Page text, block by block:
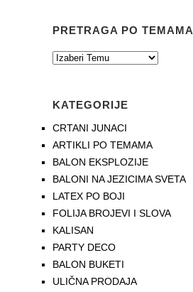
PRETRAGA PO TEMAMA
KATEGORIJE
CRTANI JUNACI
ARTIKLI PO TEMAMA
BALON EKSPLOZIJE
BALONI NA JEZICIMA SVETA
LATEX PO BOJI
FOLIJA BROJEVI I SLOVA
KALISAN
PARTY DECO
BALON BUKETI
ULIČNA PRODAJA